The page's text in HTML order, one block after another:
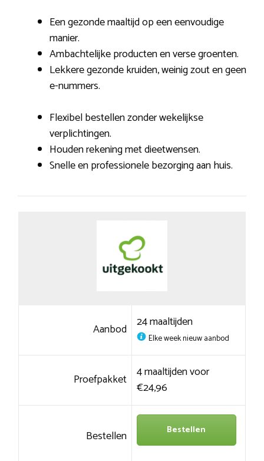
Een gezonde maaltijd op een eenvoudige
manier.
Ambachtelijke producten en verse groenten.
Lekkere gezonde kruiden, weinig zout en geen
e-nummers.
Flexibel bestellen zonder wekelijkse
verplichtingen.
Houden rekening met dieetwensen.
Snelle en professionele bezorging aan huis.
Aanbod 24 maaltijden
Elke week nieuw aanbod
Proefpakket 4 maaltijden voor
€24,96
Bestellen Bestellen